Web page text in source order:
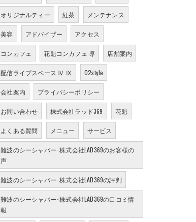
オリジナルティー 紅茶 メンテナンス
美容 アドバイザー アクセス
コンカフェ 花魁コンカフェ 導 店舗案内
配信ライブスペース Ⅳ Ⅸ 02style
会社案内 プライバシーポリシー
お問い合わせ 株式会社ラッド369 花魁
よくある質問 メニュー サービス
難波のシーシャバー･株式会社LAD369のお客様の
声
難波のシーシャバー･株式会社LAD369の評判
難波のシーシャバー･株式会社LAD369の口コミ情
報